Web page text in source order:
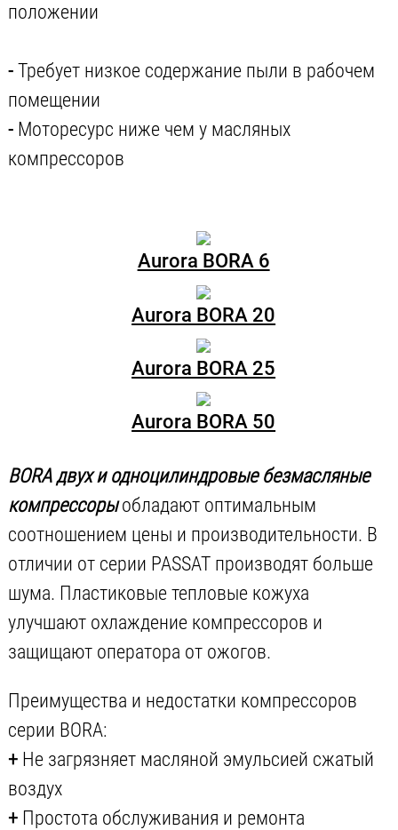
положении
-Требует низкое содержание пыли в рабочем
помещении
-Моторесурс ниже чем у масляных
компрессоров
Aurora BORA 6
Aurora BORA 20
Aurora BORA 25
Aurora BORA 50
BORA двух и одноцилиндровые безмасляные
компрессорыобладают оптимальным
соотношением цены и производительности. В
отличии от серии PASSAT производят больше
шума. Пластиковые тепловые кожуха
улучшают охлаждение компрессоров и
защищают оператора от ожогов.
Преимущества и недостатки компрессоров
серии BORA:
+Не загрязняет масляной эмульсией сжатый
воздух
+Простота обслуживания и ремонта